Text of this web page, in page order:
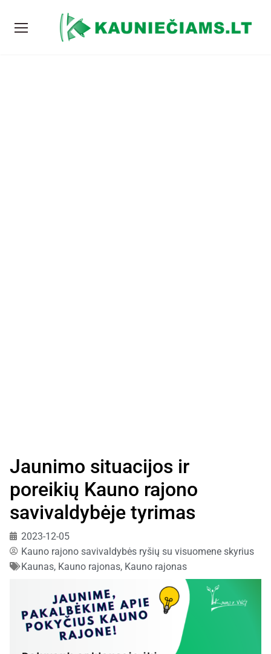
Jaunimo situacijos ir
poreikių Kauno rajono
savivaldybėje tyrimas
2023-12-05
Kauno rajono savivaldybės ryšių su visuomene skyrius
Kaunas, Kauno rajonas, Kauno rajonas